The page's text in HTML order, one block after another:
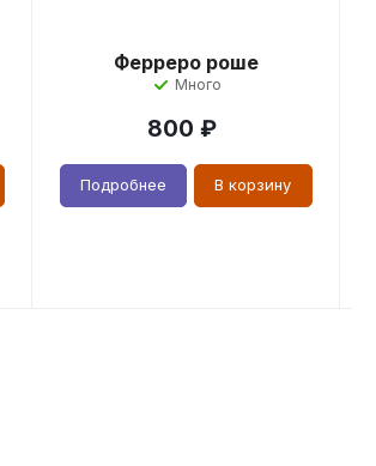
Ферреро роше
Много
800 ₽
Подробнее В корзину